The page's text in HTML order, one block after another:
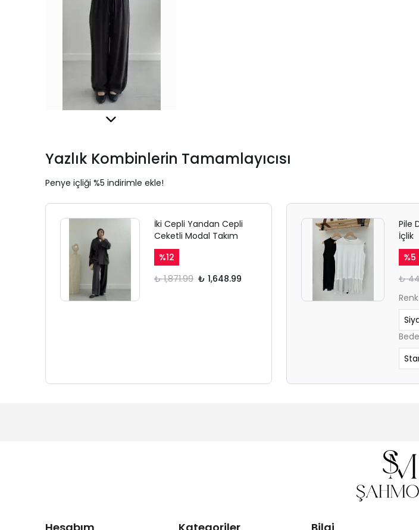
Yazlık Kombinlerin Tamamlayıcısı
Penye içliği %5 indirimle ekle!
İki Cepli Yandan Cepli
Ceketli Modal Takım
%12
₺ 1,871.99 ₺ 1,648.99
Pile
İçlik
%5
₺
Renk